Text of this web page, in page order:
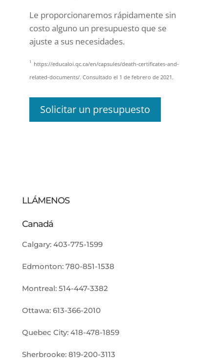
Le proporcionaremos rápidamente sin
costo alguno un presupuesto que se
ajuste a sus necesidades.
1
https://educaloi.qc.ca/en/capsules/death-certificates-and-
related-documents/. Consultado el 1 de febrero de 2021.
Solicitar un presupuesto
LLÁMENOS
Canadá
Calgary: 403-775-1599
Edmonton: 780-851-1538
Montreal: 514-447-3382
Ottawa: 613-366-2010
Quebec City: 418-478-1859
Sherbrooke: 819-200-3113